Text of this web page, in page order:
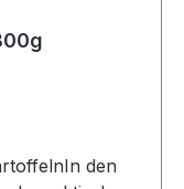
den